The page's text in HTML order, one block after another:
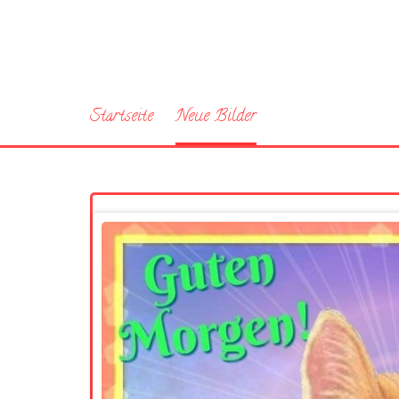
Startseite Neue Bilder